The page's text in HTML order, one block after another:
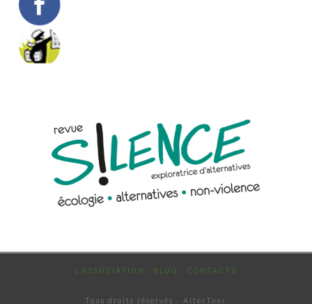
L’ASSOCIATION BLOG CONTACTS
Tous droits réservés - AlterTour